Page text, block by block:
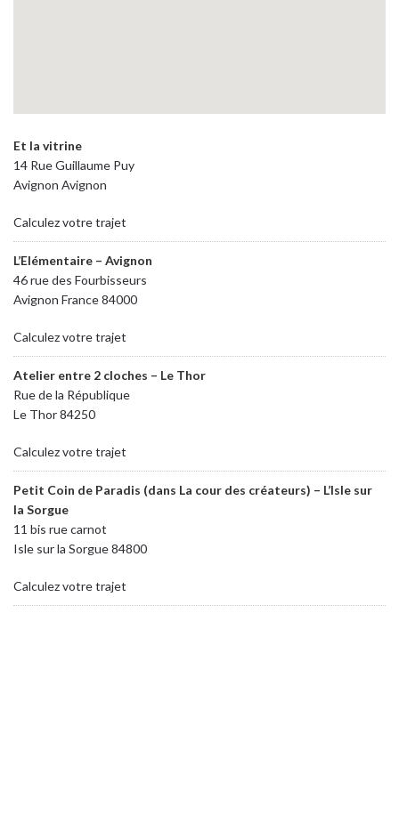
Et la vitrine
14 Rue Guillaume Puy
Avignon Avignon
Calculez votre trajet
L’Elémentaire – Avignon
46 rue des Fourbisseurs
Avignon France 84000
Calculez votre trajet
Atelier entre 2 cloches – Le Thor
Rue de la République
Le Thor 84250
Calculez votre trajet
Petit Coin de Paradis (dans La cour des créateurs) – L’Isle sur
la Sorgue
11 bis rue carnot
Isle sur la Sorgue 84800
Calculez votre trajet